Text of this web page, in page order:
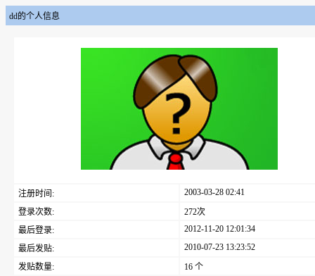
dd的个人信息
注册时间:
2003-03-28 02:41
登录次数:
272次
最后登录:
2012-11-20 12:01:34
最后发贴:
2010-07-23 13:23:52
发贴数量:
16 个